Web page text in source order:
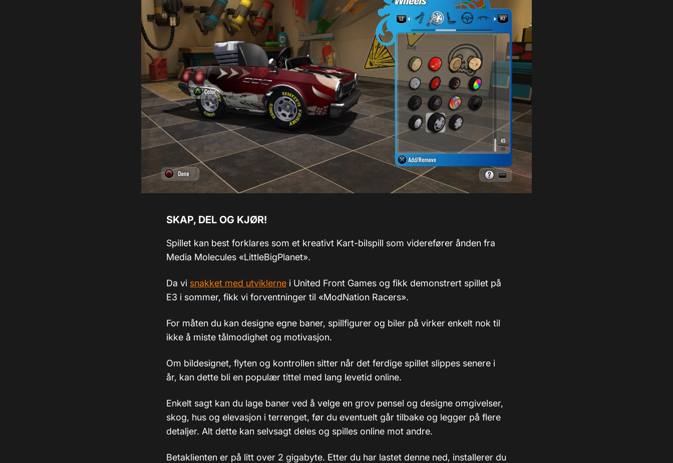
SKAP, DEL OG KJØR!
Spillet kan best forklares som et kreativt Kart-bilspill som viderefører ånden fra
Media Molecules «LittleBigPlanet».
Da vi snakket med utviklerne i United Front Games og fikk demonstrert spillet på
E3 i sommer, fikk vi forventninger til «ModNation Racers».
For måten du kan designe egne baner, spillfigurer og biler på virker enkelt nok til
ikke å miste tålmodighet og motivasjon.
Om bildesignet, flyten og kontrollen sitter når det ferdige spillet slippes senere i
år, kan dette bli en populær tittel med lang levetid online.
Enkelt sagt kan du lage baner ved å velge en grov pensel og designe omgivelser,
skog, hus og elevasjon i terrenget, før du eventuelt går tilbake og legger på flere
detaljer. Alt dette kan selvsagt deles og spilles online mot andre.
Betaklienten er på litt over 2 gigabyte. Etter du har lastet denne ned, installerer du